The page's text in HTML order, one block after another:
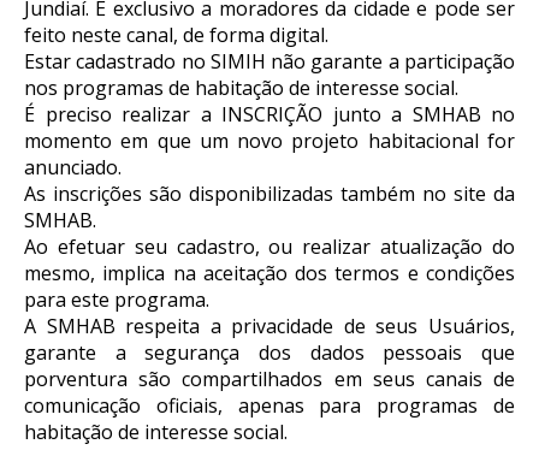
Jundiaí. É exclusivo a moradores da cidade e pode ser
feito neste canal, de forma digital.
Estar cadastrado no SIMIH não garante a participação
nos programas de habitação de interesse social.
É preciso realizar a INSCRIÇÃO junto a SMHAB no
momento em que um novo projeto habitacional for
anunciado.
As inscrições são disponibilizadas também no site da
SMHAB.
Ao efetuar seu cadastro, ou realizar atualização do
mesmo, implica na aceitação dos termos e condições
para este programa.
A SMHAB respeita a privacidade de seus Usuários,
garante a segurança dos dados pessoais que
porventura são compartilhados em seus canais de
comunicação oficiais, apenas para programas de
habitação de interesse social.